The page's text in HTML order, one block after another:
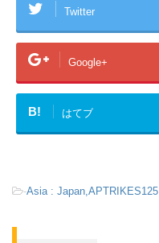
Twitter
Google+
B! はてブ
-Asia : Japan,APTRIKES125